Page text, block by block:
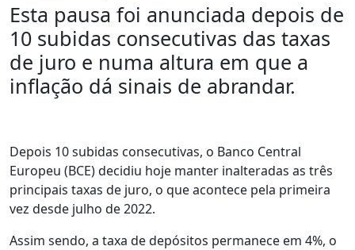
Esta pausa foi anunciada depois de
10 subidas consecutivas das taxas
de juro e numa altura em que a
inflação dá sinais de abrandar.
Depois 10 subidas consecutivas, o Banco Central
Europeu (BCE) decidiu hoje manter inalteradas as três
principais taxas de juro, o que acontece pela primeira
vez desde julho de 2022.
Assim sendo, a taxa de depósitos permanece em 4%, o